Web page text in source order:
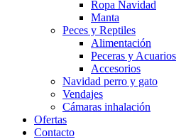
Ropa Navidad
Manta
Peces y Reptiles
Alimentación
Peceras y Acuarios
Accesorios
Navidad perro y gato
Vendajes
Cámaras inhalación
Ofertas
Contacto